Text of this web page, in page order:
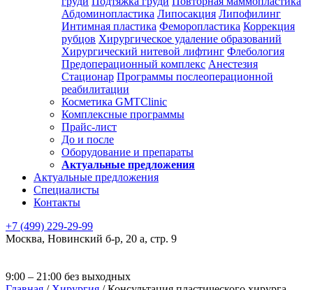
Абдоминопластика Липосакция Липофилинг
Интимная пластика Феморопластика Коррекция
рубцов Хирургическое удаление образований
Хирургический нитевой лифтинг Флебология
Предоперационный комплекс Анестезия
Стационар Программы послеоперационной
реабилитации
Косметика GMTClinic
Комплексные программы
Прайс-лист
До и после
Оборудование и препараты
Актуальные предложения
Актуальные предложения
Специалисты
Контакты
+7 (499) 229-29-99
Москва, Новинский б-р, 20 а, стр. 9
9:00 – 21:00 без выходных